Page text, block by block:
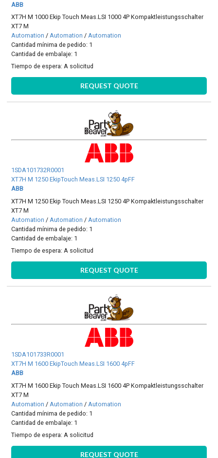
ABB
XT7H M 1000 Ekip Touch Meas.LSI 1000 4P Kompaktleistungsschalter
XT7 M
Automation / Automation / Automation
Cantidad mínima de pedido: 1
Cantidad de embalaje: 1
Tiempo de espera:A solicitud
REQUEST QUOTE
1SDA101732R0001
XT7H M 1250 EkipTouch Meas.LSI 1250 4pFF
ABB
XT7H M 1250 Ekip Touch Meas.LSI 1250 4P Kompaktleistungsschalter
XT7 M
Automation / Automation / Automation
Cantidad mínima de pedido: 1
Cantidad de embalaje: 1
Tiempo de espera:A solicitud
REQUEST QUOTE
1SDA101733R0001
XT7H M 1600 EkipTouch Meas.LSI 1600 4pFF
ABB
XT7H M 1600 Ekip Touch Meas.LSI 1600 4P Kompaktleistungsschalter
XT7 M
Automation / Automation / Automation
Cantidad mínima de pedido: 1
Cantidad de embalaje: 1
Tiempo de espera:A solicitud
REQUEST QUOTE